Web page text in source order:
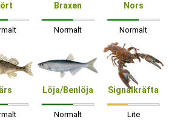
Braxen
Normalt
Nors
Normalt
Löja/Benlöja
Normalt
Signalkräfta
Lite